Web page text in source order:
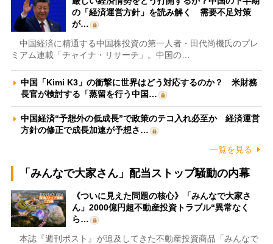
の「経済運営方針」を読み解く 需要不足対策
が…
中国経済に精通する中国株投資の第一人者・田代尚機氏のプレ
ミアム連載「チャイナ・リサーチ」。中国の…
中国「Kimi K3」の衝撃に世界はどう対応するのか？ 米財務
長官が検討する「蒸留を行う中国…
中国経済“予想外の低成長”で政策のテコ入れ必至か 経済運営
方針の修正で成長加速が予想さ…
一覧を見る
「みんなで大家さん」配当ストップ騒動の内幕
《ついに見えた問題の核心》「みんなで大家さ
ん」2000億円超不動産投資トラブル“異常なく
ら…
本誌『週刊ポスト』が追及してきた不動産投資商品「みんなで